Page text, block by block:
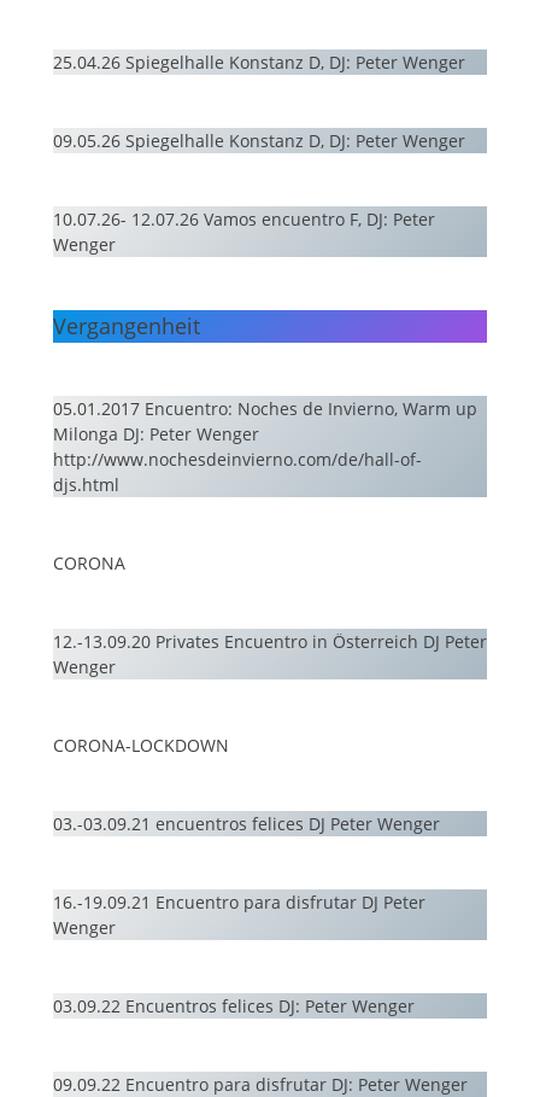
25.04.26 Spiegelhalle Konstanz D, DJ: Peter Wenger
09.05.26 Spiegelhalle Konstanz D, DJ: Peter Wenger
10.07.26- 12.07.26 Vamos encuentro F, DJ: Peter
Wenger
Vergangenheit
05.01.2017 Encuentro: Noches de Invierno, Warm up
Milonga DJ: Peter Wenger
http://www.nochesdeinvierno.com/de/hall-of-
djs.html
CORONA
12.-13.09.20 Privates Encuentro in Österreich DJ Peter
Wenger
CORONA-LOCKDOWN
03.-03.09.21 encuentros felices DJ Peter Wenger
16.-19.09.21 Encuentro para disfrutar DJ Peter
Wenger
03.09.22 Encuentros felices DJ: Peter Wenger
09.09.22 Encuentro para disfrutar DJ: Peter Wenger